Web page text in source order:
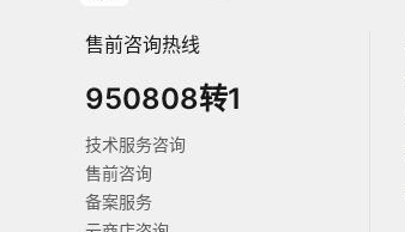
售前咨询热线
950808转1
技术服务咨询
售前咨询
备案服务